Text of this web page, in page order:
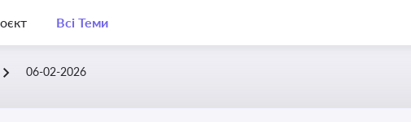
Всі Теми
06-02-2026